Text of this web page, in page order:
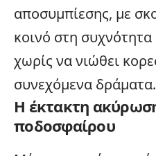
αποσυμπίεσης, με
κοινό στη
χωρίς να νιώθει
συνεχόμενα δράματα.
Η έκτακτη
ποδοσφαίρου